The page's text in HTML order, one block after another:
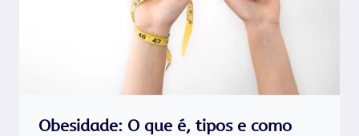
Obesidade: O que é, tipos e como